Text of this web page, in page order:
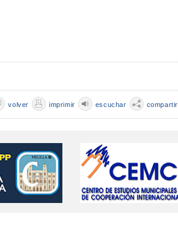
compartir
escuchar
imprimir
volver